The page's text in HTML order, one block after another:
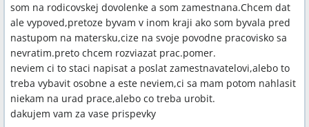
som na rodicovskej dovolenke a som zamestnana.Chcem dat
ale vypoved,pretoze byvam v inom kraji ako som byvala pred
nastupom na matersku,cize na svoje povodne pracovisko sa
nevratim.preto chcem rozviazat prac.pomer.
neviem ci to staci napisat a poslat zamestnavatelovi,alebo to
treba vybavit osobne a este neviem,ci sa mam potom nahlasit
niekam na urad prace,alebo co treba urobit.
dakujem vam za vase prispevky